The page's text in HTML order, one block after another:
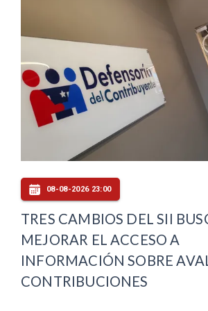
08-08-2026 23:00
TRES CAMBIOS DEL SII
MEJORAR EL ACCESO A
INFORMACIÓN SOBRE
CONTRIBUCIONES